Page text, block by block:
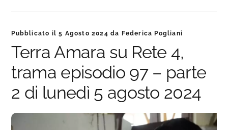
Pubblicato il5 Agosto 2024 da Federica Pogliani
Terra Amara su Rete 4,
trama episodio 97 – parte
2 di lunedì 5 agosto 2024